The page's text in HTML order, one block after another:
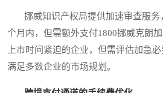
挪威知识产权局提供加速审查服务
个月内，但需额外支付1800挪威克朗
上市时间紧迫的企业，但需评估加急
满足多数企业的市场规划。